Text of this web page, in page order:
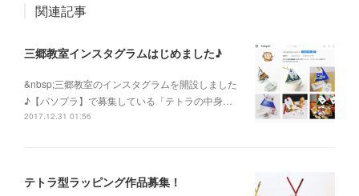
関連記事
三郷教室インスタグラムはじめました♪
&nbsp;三郷教室のインスタグラムを開設しました
♪【パソプラ】で募集している「テトラの中身…
2017.12.31 01:56
テトラ型ラッピング作品募集！